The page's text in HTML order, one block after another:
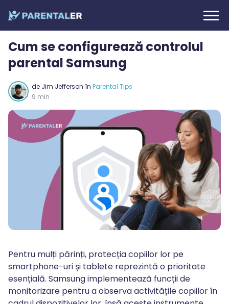
Cum se configurează controlul
parental Samsung
de Jim Jefferson în Parental Tips
9 min
Pentru mulți părinți, protecția copiilor lor pe
smartphone-uri și tablete reprezintă o prioritate
esențială. Samsung implementează funcții de
monitorizare pentru a observa activitățile copiilor în